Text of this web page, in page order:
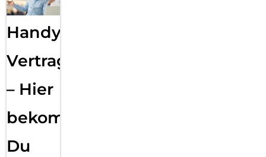
Handy
Vertragsabwicklung
– Hier
bekommst
Du